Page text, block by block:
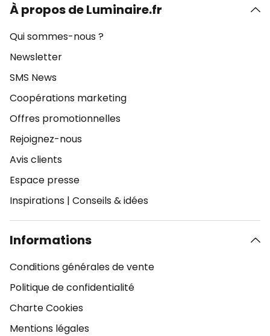
À propos de Luminaire.fr
Qui sommes-nous ?
Newsletter
SMS News
Coopérations marketing
Offres promotionnelles
Rejoignez-nous
Avis clients
Espace presse
Inspirations | Conseils & idées
Informations
Conditions générales de vente
Politique de confidentialité
Charte Cookies
Mentions légales